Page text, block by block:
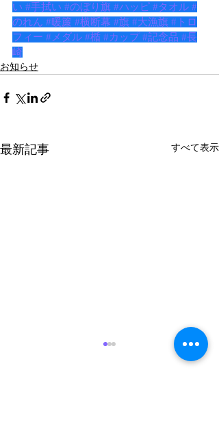
い #手拭い #のぼり旗 #ハッピ #タオル #
のれん #暖簾 #横断幕 #旗 #大漁旗 #トロ
フィー #メダル #楯 #カップ #記念品 #長
崎
お知らせ
最新記事 すべて表示